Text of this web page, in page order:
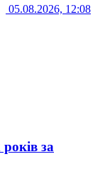
05.08.2026, 12:08
за